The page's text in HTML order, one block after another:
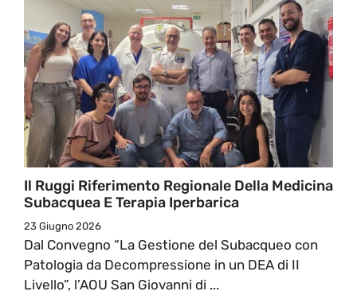
Il Ruggi Riferimento Regionale Della Medicina
Subacquea E Terapia Iperbarica
23 Giugno 2026
Dal Convegno “La Gestione del Subacqueo con
Patologia da Decompressione in un DEA di II
Livello”, l’AOU San Giovanni di ...